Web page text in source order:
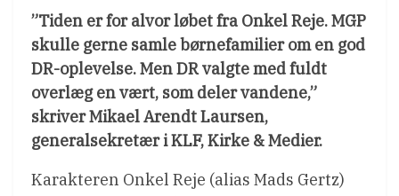
”Tiden er for alvor løbet fra Onkel Reje. MGP
skulle gerne samle børnefamilier om en god
DR-oplevelse. Men DR valgte med fuldt
overlæg en vært, som deler vandene,”
skriver Mikael Arendt Laursen,
generalsekretær i KLF, Kirke & Medier.
Karakteren Onkel Reje (alias Mads Gertz)